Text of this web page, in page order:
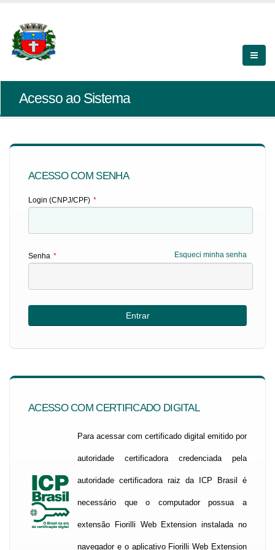
Acesso ao Sistema
ACESSO COM SENHA
Login (CNPJ/CPF) *
Esqueci minha senha
Senha *
ACESSO COM CERTIFICADO DIGITAL
Para acessar com certificado digital emitido por
autoridade certificadora credenciada pela
autoridade certificadora raiz da ICP Brasil é
necessário que o computador possua a
extensão Fiorilli Web Extension instalada no
navegador e o aplicativo Fiorilli Web Extension